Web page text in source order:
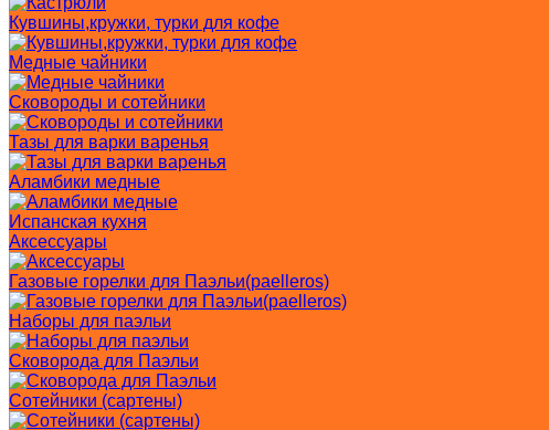
Кувшины,кружки, турки для кофе
Медные чайники
Сковороды и сотейники
Тазы для варки варенья
Аламбики медные
Испанская кухня
Аксессуары
Газовые горелки для Паэльи(paelleros)
Наборы для паэльи
Сковорода для Паэльи
Сотейники (сартены)